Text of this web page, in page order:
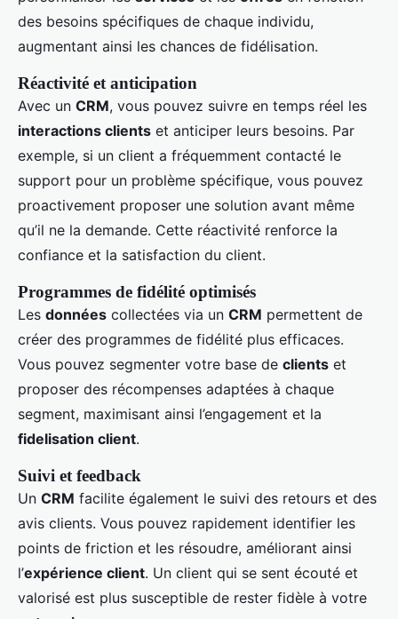
des besoins spécifiques de chaque individu,
augmentant ainsi les chances de fidélisation.
Réactivité et anticipation
Avec un CRM, vous pouvez suivre en temps réel les
interactions clients et anticiper leurs besoins. Par
exemple, si un client a fréquemment contacté le
support pour un problème spécifique, vous pouvez
proactivement proposer une solution avant même
qu’il ne la demande. Cette réactivité renforce la
confiance et la satisfaction du client.
Programmes de fidélité optimisés
Les données collectées via un CRM permettent de
créer des programmes de fidélité plus efficaces.
Vous pouvez segmenter votre base de clients et
proposer des récompenses adaptées à chaque
segment, maximisant ainsi l’engagement et la
fidelisation client.
Suivi et feedback
Un CRM facilite également le suivi des retours et des
avis clients. Vous pouvez rapidement identifier les
points de friction et les résoudre, améliorant ainsi
l’expérience client. Un client qui se sent écouté et
valorisé est plus susceptible de rester fidèle à votre